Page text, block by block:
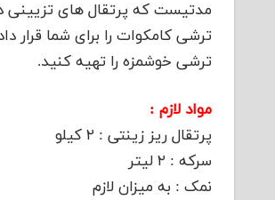
مدتیست که پرتقال های تزیینی
ترشی کامکوات را برای شما قرار
ترشی خوشمزه را تهیه کنید.
مواد لازم :
پرتقال ریز زینتی : ۲ کیلو
سرکه : ۲ لیتر
نمک : به میزان لازم